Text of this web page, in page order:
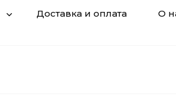
Доставка и оплата О